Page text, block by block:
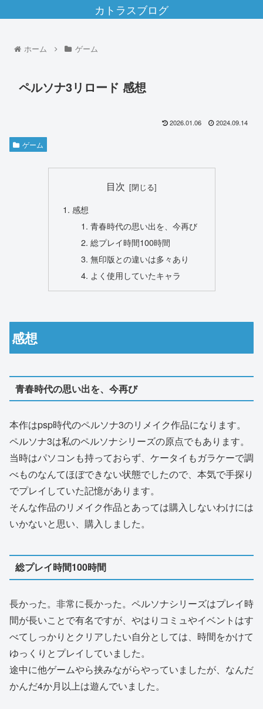
カトラスブログ
ホーム ゲーム
ペルソナ3リロード 感想
2026.01.06 2024.09.14
ゲーム
目次
感想
青春時代の思い出を、今再び
総プレイ時間100時間
無印版との違いは多々あり
よく使用していたキャラ
感想
青春時代の思い出を、今再び
本作はpsp時代のペルソナ3のリメイク作品になります。
ペルソナ3は私のペルソナシリーズの原点でもあります。
当時はパソコンも持っておらず、ケータイもガラケーで調
べものなんてほぼできない状態でしたので、本気で手探り
でプレイしていた記憶があります。
そんな作品のリメイク作品とあっては購入しないわけには
いかないと思い、購入しました。
総プレイ時間100時間
長かった。非常に長かった。ペルソナシリーズはプレイ時
間が長いことで有名ですが、やはりコミュやイベントはす
べてしっかりとクリアしたい自分としては、時間をかけて
ゆっくりとプレイしていました。
途中に他ゲームやら挟みながらやっていましたが、なんだ
かんだ4か月以上は遊んでいました。